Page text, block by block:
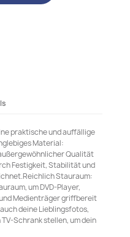
praktische und auffällige
Material:
Qualität
Festigkeit, Stabilität und
Stauraum:
um DVD-Player,
Medienträger griffbereit
deine Lieblingsfotos,
Schrank stellen, um dein